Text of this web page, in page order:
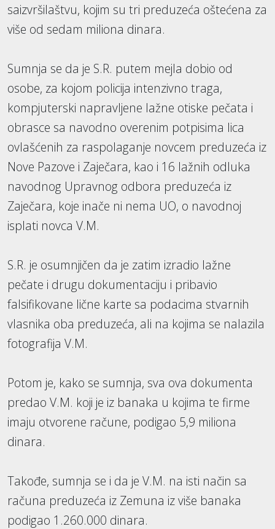
saizvršilaštvu, kojim su tri preduzeća oštećena za
više od sedam miliona dinara.
Sumnja se da je S.R. putem mejla dobio od
osobe, za kojom policija intenzivno traga,
kompjuterski napravljene lažne otiske pečata i
obrasce sa navodno overenim potpisima lica
ovlašćenih za raspolaganje novcem preduzeća iz
Nove Pazove i Zaječara, kao i 16 lažnih odluka
navodnog Upravnog odbora preduzeća iz
Zaječara, koje inače ni nema UO, o navodnoj
isplati novca V.M.
S.R. je osumnjičen da je zatim izradio lažne
pečate i drugu dokumentaciju i pribavio
falsifikovane lične karte sa podacima stvarnih
vlasnika oba preduzeća, ali na kojima se nalazila
fotografija V.M.
Potom je, kako se sumnja, sva ova dokumenta
predao V.M. koji je iz banaka u kojima te firme
imaju otvorene račune, podigao 5,9 miliona
dinara.
Takođe, sumnja se i da je V.M. na isti način sa
računa preduzeća iz Zemuna iz više banaka
podigao 1.260.000 dinara.